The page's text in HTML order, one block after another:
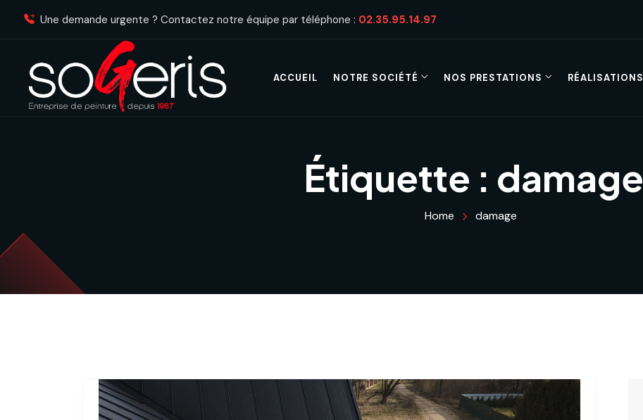
Une demande urgente ? Contactez notre équipe par téléphone : 02.35.95.14.97
ACCUEIL NOTRE SOCIÉTÉ NOS PRESTATIONS RÉALISATIONS
Étiquette : damage
Home damage